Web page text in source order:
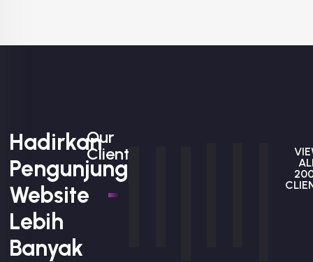
Hadirkan
Pengunjung
Website
Lebih
Banyak
Our
Clients